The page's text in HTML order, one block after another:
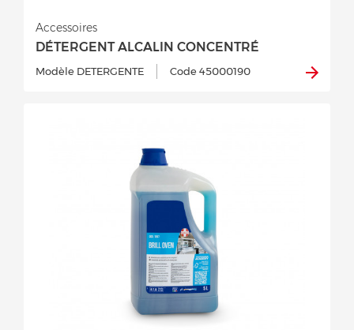
DÉTERGENT ALCALIN CONCENTRÉ
Accessoires
Modèle DETERGENTE Code 45000190